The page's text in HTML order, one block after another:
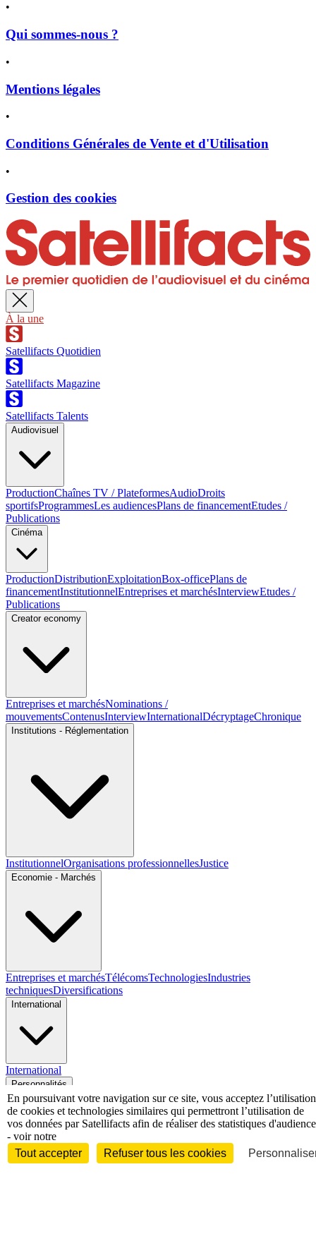
•
Qui sommes-nous ?
•
Mentions légales
•
Conditions Générales de Vente et d'Utilisation
•
Gestion des cookies
À la une
Satellifacts Quotidien
Satellifacts Magazine
Satellifacts Talents
Audiovisuel
ProductionChaînes TV / PlateformesAudioDroits
sportifsProgrammesLes audiencesPlans de financementEtudes /
Publications
Cinéma
ProductionDistributionExploitationBox-officePlans de
financementInstitutionnelEntreprises et marchésInterviewEtudes /
Publications
Creator economy
Entreprises et marchésNominations /
mouvementsContenusInterviewInternationalDécryptageChronique
Institutions - Réglementation
InstitutionnelOrganisations professionnellesJustice
Economie - Marchés
Entreprises et marchésTélécomsTechnologiesIndustries
techniquesDiversifications
International
International
Personnalités
InterviewBiographies
Nominations /
En poursuivant votre navigation sur ce site, vous acceptez l’utilisation
de cookies et technologies similaires qui permettront l’utilisation de
vos données par Satellifacts afin de réaliser des statistiques d'audience
- voir notre
Tout accepter
Refuser tous les cookies